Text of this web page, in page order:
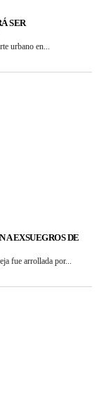
SER
urbano en...
A EXSUEGROS DE
fue arrollada por...